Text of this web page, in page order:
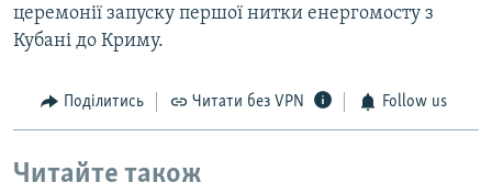
церемонії запуску першої нитки енергомосту з
Кубані до Криму.
Поділитись Читати без VPN Follow us
Читайте також